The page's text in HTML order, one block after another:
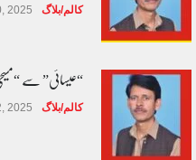
کالم/بلاگ 2025
“عیسائی” سے
کالم/بلاگ 2025